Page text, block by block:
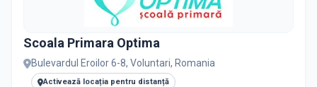
PRIVAT / DE STAT
Toate Private
Scoala Primara Optima
Bulevardul Eroilor 6-8, Voluntari, Romania
Activează locația pentru distanță